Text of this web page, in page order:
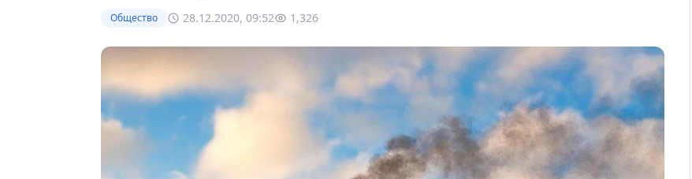
Общество 28.12.2020, 09:52 1,326